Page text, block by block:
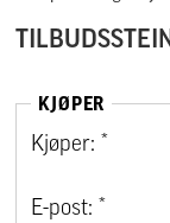
KJØPER
Kjøper: *
E-post: *